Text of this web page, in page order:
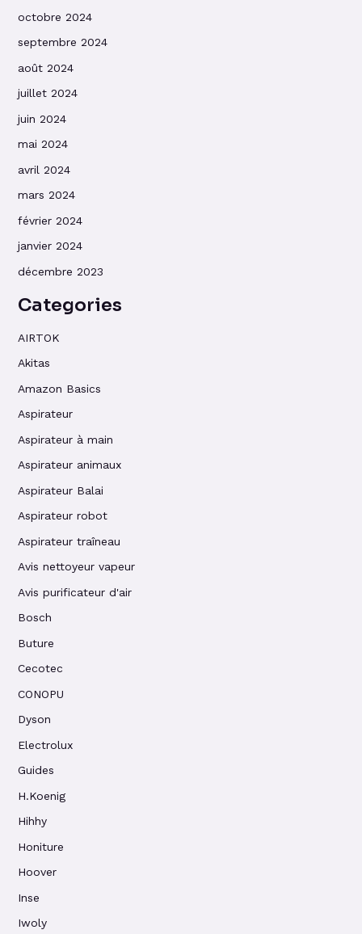
octobre 2024
septembre 2024
août 2024
juillet 2024
juin 2024
mai 2024
avril 2024
mars 2024
février 2024
janvier 2024
décembre 2023
Categories
AIRTOK
Akitas
Amazon Basics
Aspirateur
Aspirateur à main
Aspirateur animaux
Aspirateur Balai
Aspirateur robot
Aspirateur traîneau
Avis nettoyeur vapeur
Avis purificateur d'air
Bosch
Buture
Cecotec
CONOPU
Dyson
Electrolux
Guides
H.Koenig
Hihhy
Honiture
Hoover
Inse
Iwoly